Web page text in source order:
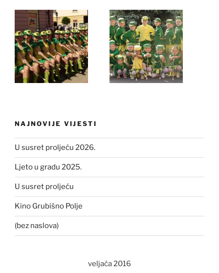
NAJNOVIJE VIJESTI
U susret proljeću 2026.
Ljeto u gradu 2025.
U susret proljeću
Kino Grubišno Polje
(bez naslova)
veljača 2016